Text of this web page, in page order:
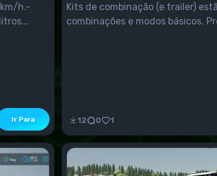
h.-
Ir Para
Kits de combinação (e trailer)
combinações e modos básicos.
12 0 1